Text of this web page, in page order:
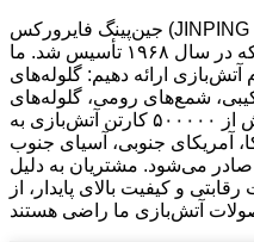
جین‌پینگ فایرورکس (JINPING FIREWORKS) یک کارخانه
حرفه‌ای تولید آتش‌بازی است که در سال ۱۹۶۸ تأسیس شد. ما
از ۳۰۰۰ نوع اقلام آتش‌بازی ارائه دهیم: گلوله‌های
شمع‌های رومی، گلوله‌های
ضد پرنده و غیره. هر ساله بیش از ۵۰۰۰۰۰ کارتن آتش‌بازی به
آمریکای جنوبی، آسیای جنوب
صادر می‌شود. مشتریان به دلیل
و کیفیت بالای پایدار، از